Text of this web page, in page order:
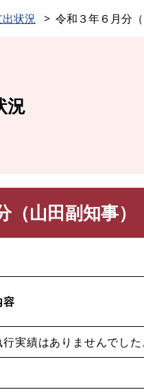
状況 令和３年６月分（
況
山田副知事）
容
実績はありませんでした